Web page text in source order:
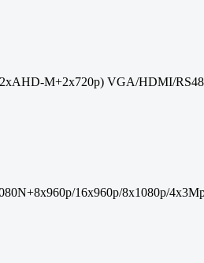
M+2x720p) VGA/HDMI/
16x960p/8x1080p/